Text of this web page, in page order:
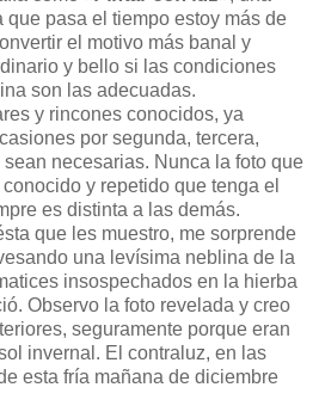
pasa el tiempo estoy más de
el motivo más banal y
y bello si las condiciones
son las adecuadas.
y rincones conocidos, ya
por segunda, tercera,
necesarias. Nunca la foto que
y repetido que tenga el
es distinta a las demás.
que les muestro, me sorprende
una levísima neblina de la
insospechados en la hierba
Observo la foto revelada y creo
seguramente porque eran
invernal. El contraluz, en las
esta fría mañana de diciembre